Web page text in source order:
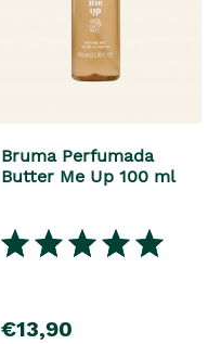
Bruma Perfumada
Butter Me Up 100 ml
€13,90